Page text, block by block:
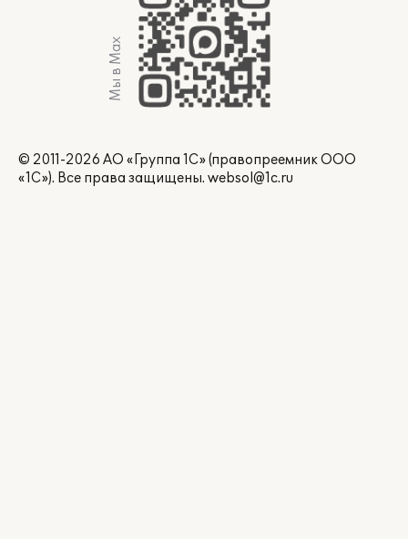
Мы в Max
© 2011-2026 АО «Группа 1С» (правопреемник ООО
«1С»). Все права защищены. websol@1c.ru